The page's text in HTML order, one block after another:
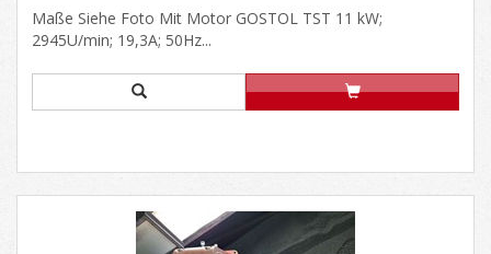
Maße Siehe Foto Mit Motor GOSTOL TST 11 kW;
2945U/min; 19,3A; 50Hz...